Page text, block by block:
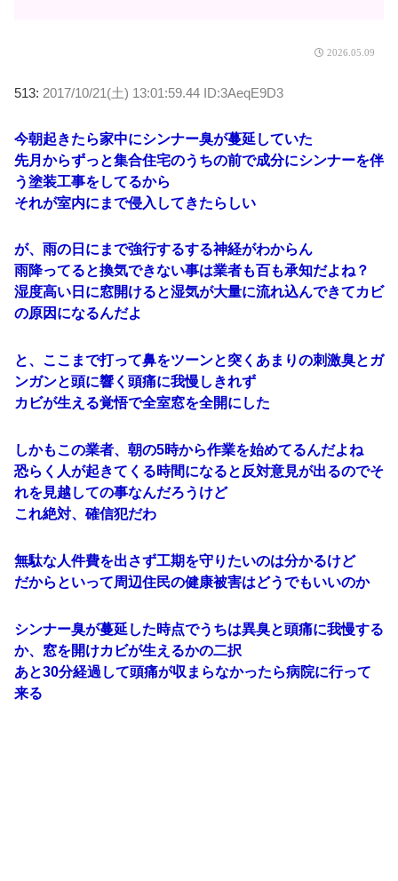
2026.05.09
513: 2017/10/21(土) 13:01:59.44 ID:3AeqE9D3
今朝起きたら家中にシンナー臭が蔓延していた
先月からずっと集合住宅のうちの前で成分にシンナーを伴
う塗装工事をしてるから
それが室内にまで侵入してきたらしい
が、雨の日にまで強行するする神経がわからん
雨降ってると換気できない事は業者も百も承知だよね？
湿度高い日に窓開けると湿気が大量に流れ込んできてカビ
の原因になるんだよ
と、ここまで打って鼻をツーンと突くあまりの刺激臭とガ
ンガンと頭に響く頭痛に我慢しきれず
カビが生える覚悟で全室窓を全開にした
しかもこの業者、朝の5時から作業を始めてるんだよね
恐らく人が起きてくる時間になると反対意見が出るのでそ
れを見越しての事なんだろうけど
これ絶対、確信犯だわ
無駄な人件費を出さず工期を守りたいのは分かるけど
だからといって周辺住民の健康被害はどうでもいいのか
シンナー臭が蔓延した時点でうちは異臭と頭痛に我慢する
か、窓を開けカビが生えるかの二択
あと30分経過して頭痛が収まらなかったら病院に行って
来る